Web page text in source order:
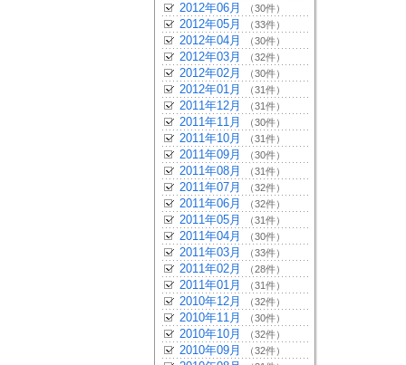
2012年06月 （30件）
2012年05月 （33件）
2012年04月 （30件）
2012年03月 （32件）
2012年02月 （30件）
2012年01月 （31件）
2011年12月 （31件）
2011年11月 （30件）
2011年10月 （31件）
2011年09月 （30件）
2011年08月 （31件）
2011年07月 （32件）
2011年06月 （32件）
2011年05月 （31件）
2011年04月 （30件）
2011年03月 （33件）
2011年02月 （28件）
2011年01月 （31件）
2010年12月 （32件）
2010年11月 （30件）
2010年10月 （32件）
2010年09月 （32件）